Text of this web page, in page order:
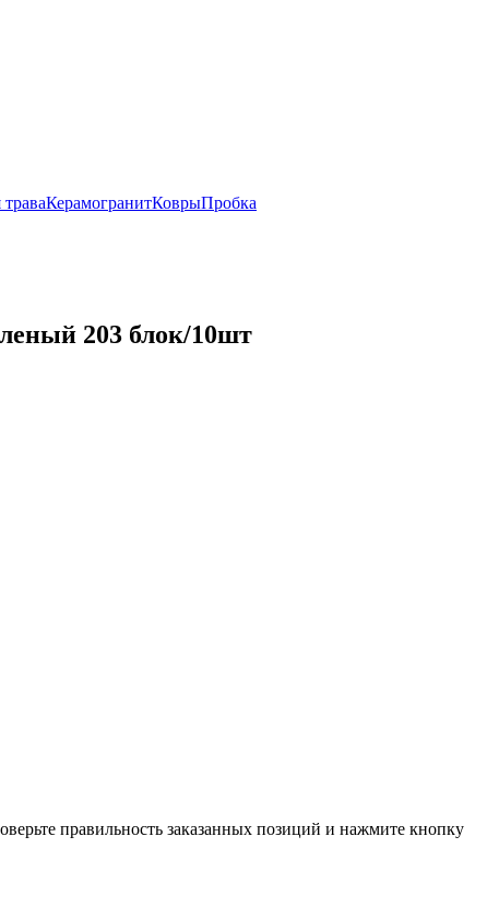
КерамогранитКоврыПробка
203 блок/10шт
правильность заказанных позиций и нажмите кнопку